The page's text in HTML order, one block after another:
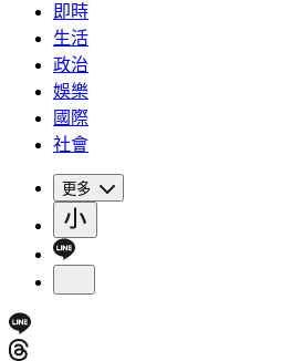
即時
生活
政治
娛樂
國際
社會
更多